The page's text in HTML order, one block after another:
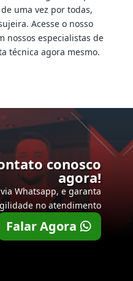
uma vez por todas,
Acesse o nosso
nossos especialistas de
técnica agora mesmo.
conosco
agora!
Whatsapp, e garanta
no atendimento
Falar Agora